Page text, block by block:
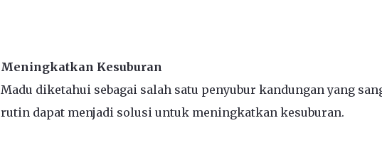
Meningkatkan Kesuburan
Madu diketahui sebagai salah satu penyubur kandungan yang
rutin dapat menjadi solusi untuk meningkatkan kesuburan.